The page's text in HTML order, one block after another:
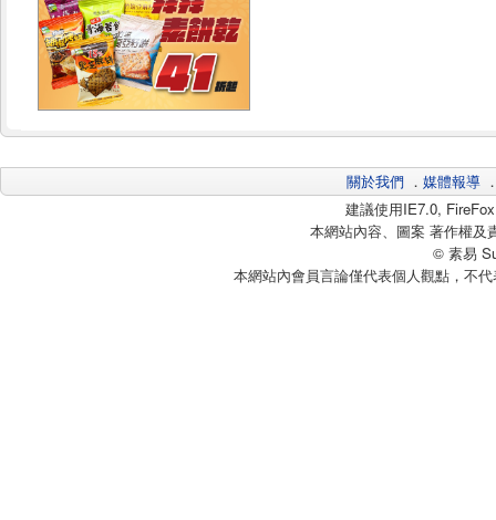
關於我們 ． 媒體報導
建議使用IE7.0,
本網站內容、圖案 著作權及
© 素易
本網站內會員言論僅代表個人觀點，不